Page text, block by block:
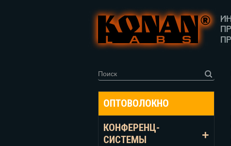
ОПТОВОЛОКНО
КОНФЕРЕНЦ-
СИСТЕМЫ